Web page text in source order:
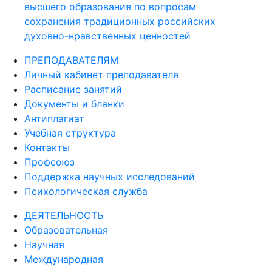
высшего образования по вопросам
сохранения традиционных российских
духовно-нравственных ценностей
ПРЕПОДАВАТЕЛЯМ
Личный кабинет преподавателя
Расписание занятий
Документы и бланки
Антиплагиат
Учебная структура
Контакты
Профсоюз
Поддержка научных исследований
Психологическая служба
ДЕЯТЕЛЬНОСТЬ
Образовательная
Научная
Международная